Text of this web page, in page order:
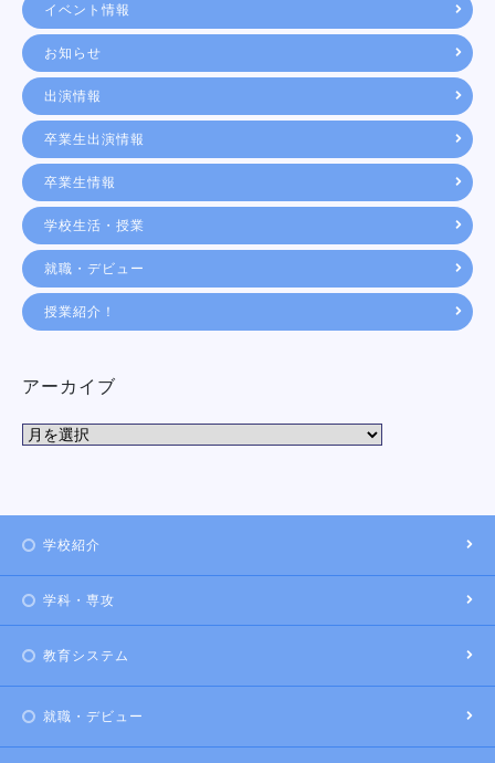
イベント情報
お知らせ
出演情報
卒業生出演情報
卒業生情報
学校生活・授業
就職・デビュー
授業紹介！
アーカイブ
学校紹介
学科・専攻
教育システム
就職・デビュー